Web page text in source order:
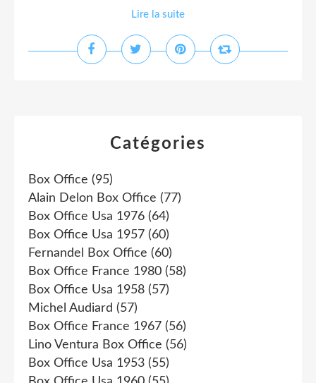
Lire la suite
Catégories
Box Office (95)
Alain Delon Box Office (77)
Box Office Usa 1976 (64)
Box Office Usa 1957 (60)
Fernandel Box Office (60)
Box Office France 1980 (58)
Box Office Usa 1958 (57)
Michel Audiard (57)
Box Office France 1967 (56)
Lino Ventura Box Office (56)
Box Office Usa 1953 (55)